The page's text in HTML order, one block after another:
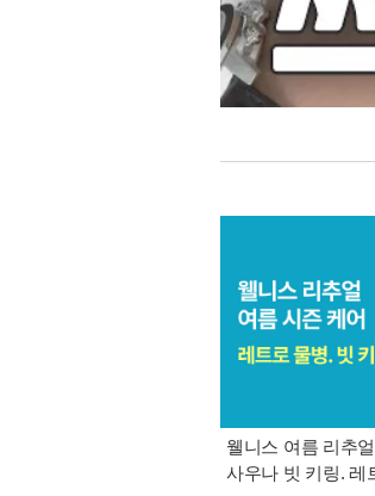
웰니스 여름 리추
사우나 빗 키링. 레